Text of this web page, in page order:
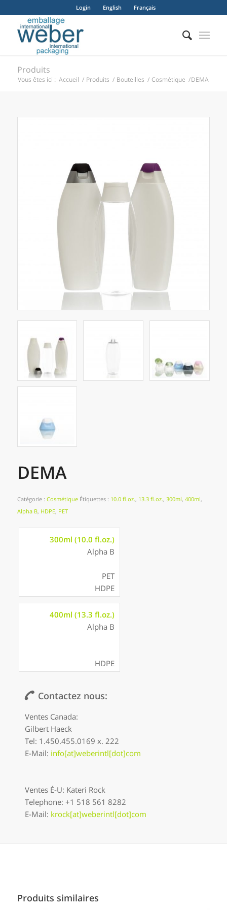
Login English Français
Produits
Vous êtes ici : Accueil / Produits / Bouteilles / Cosmétique /DEMA
DEMA
Catégorie : Cosmétique Étiquettes : 10.0 fl.oz., 13.3 fl.oz., 300ml, 400ml,
Alpha B, HDPE, PET
300ml (10.0 fl.oz.)
Alpha B
PET
HDPE
400ml (13.3 fl.oz.)
Alpha B
HDPE
Contactez nous:
Ventes Canada:
Gilbert Haeck
Tel: 1.450.455.0169 x. 222
E-Mail: info[at]weberintl[dot]com
Ventes É-U: Kateri Rock
Telephone: +1 518 561 8282
E-Mail: krock[at]weberintl[dot]com
Produits similaires